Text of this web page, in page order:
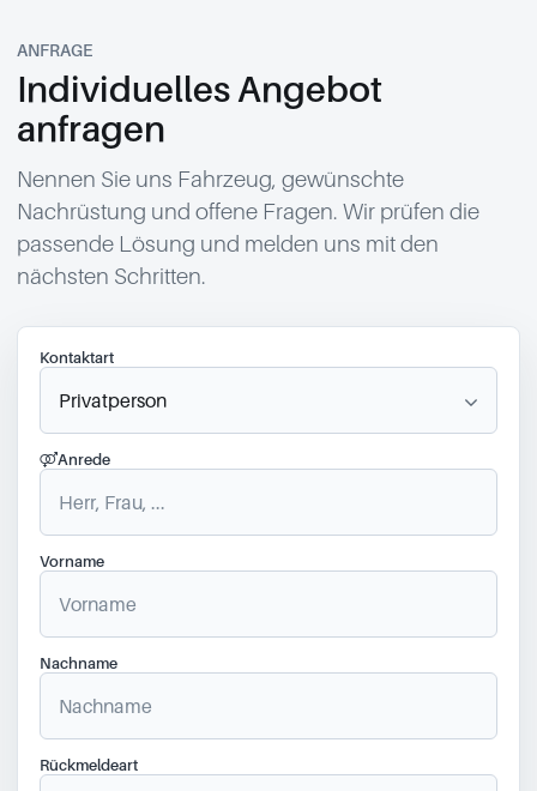
ANFRAGE
Individuelles Angebot
anfragen
Nennen Sie uns Fahrzeug, gewünschte
Nachrüstung und offene Fragen. Wir prüfen die
passende Lösung und melden uns mit den
nächsten Schritten.
Kontaktart
Anrede
Vorname
Nachname
Rückmeldeart